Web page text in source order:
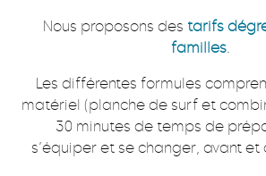
Nous proposons des tarifs
familles.
Les différentes formules
matériel (planche de surf et
30 minutes de temps de
s’équiper et se changer, avant et